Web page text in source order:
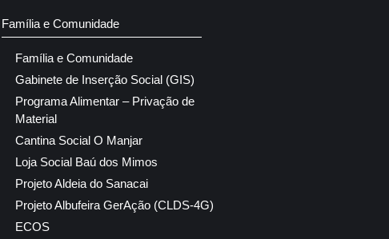
Família e Comunidade
Família e Comunidade
Gabinete de Inserção Social (GIS)
Programa Alimentar – Privação de
Material
Cantina Social O Manjar
Loja Social Baú dos Mimos
Projeto Aldeia do Sanacai
Projeto Albufeira GerAção (CLDS-4G)
ECOS